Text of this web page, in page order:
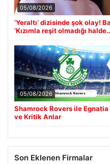
05/08/2026
‘Yeraltı’ dizisinde şok olay!
‘Kızımla reşit olmadığı
05/08/2026
Shamrock Rovers ile Egnatia
ve Kritik Anlar
Son Eklenen Firmalar